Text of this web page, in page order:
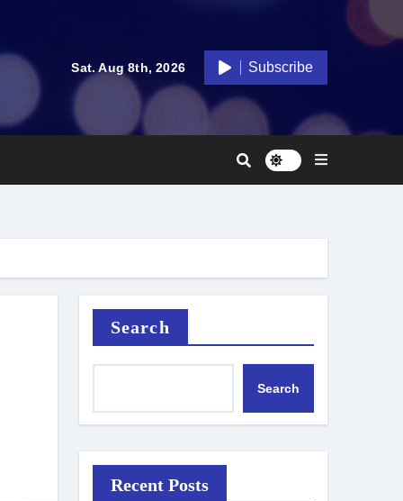
Sat. Aug 8th, 2026 Subscribe
Search
Search
Recent Posts